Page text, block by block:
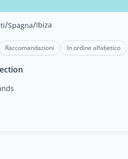
/Spagna/Ibiza
Raccomandazioni In ordine alfabetico